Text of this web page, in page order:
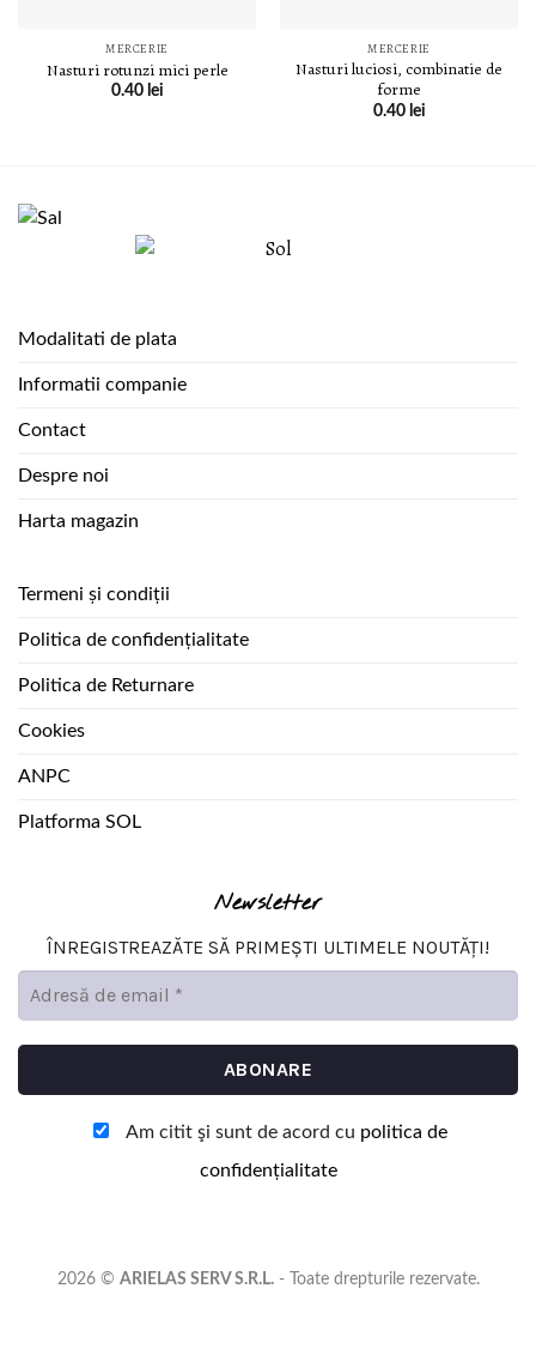
MERCERIE
Nasturi rotunzi mici perle
0.40 lei
MERCERIE
Nasturi luciosi, combinatie de
forme
0.40 lei
Modalitati de plata
Informatii companie
Contact
Despre noi
Harta magazin
Termeni și condiții
Politica de confidențialitate
Politica de Returnare
Cookies
ANPC
Platforma SOL
Newsletter
ÎNREGISTREAZĂTE SĂ PRIMEȘTI ULTIMELE NOUTĂȚI!
Am citit şi sunt de acord cu politica de
confidențialitate
2026 © ARIELAS SERV S.R.L.- Toate drepturile rezervate.